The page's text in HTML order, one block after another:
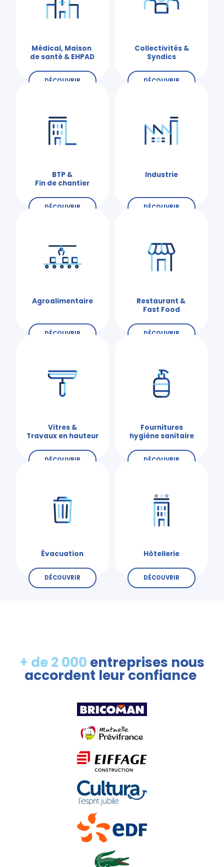
Médical, Maison
de santé & EHPAD
DÉCOUVRIR
Collectivités &
Syndics
DÉCOUVRIR
BTP &
Fin de chantier
DÉCOUVRIR
Industrie
DÉCOUVRIR
Agroalimentaire
DÉCOUVRIR
Restaurant &
Fast Food
DÉCOUVRIR
Vitres &
Travaux en hauteur
DÉCOUVRIR
Fournitures
hygiène sanitaire
DÉCOUVRIR
Évacuation
DÉCOUVRIR
Hôtellerie
DÉCOUVRIR
+ de 2 000 entreprises nous
accordent leur confiance